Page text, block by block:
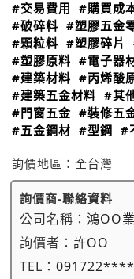
#交易費用 #購買成
#破碎料 #塑膠五金
#顆粒料 #塑膠碎片
#塑膠原料 #電子器
#建築材料 #丙烯酸
#建築五金材料 #其
#門窗五金 #裝修五
#五金鋼材 #型鋼 #
詢價地區： 全台灣
詢價商-聯絡資料
公司名稱： 鴻OO業
詢價者： 許OO
TEL： 091722****